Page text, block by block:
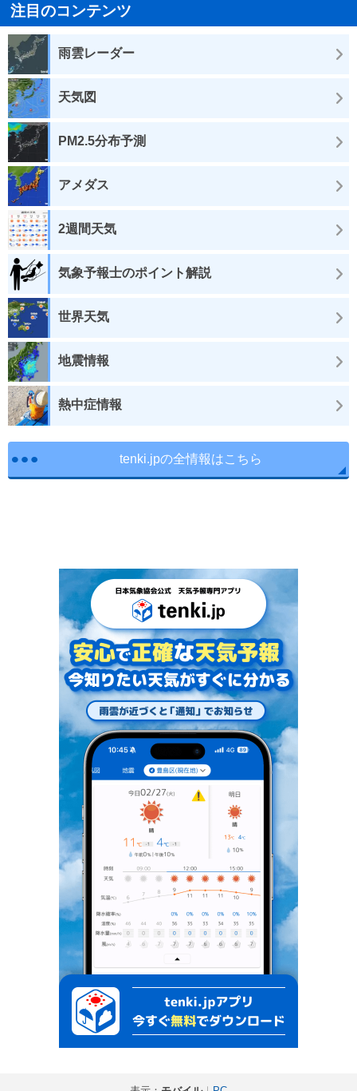
注目のコンテンツ
雨雲レーダー
天気図
PM2.5分布予測
アメダス
2週間天気
気象予報士のポイント解説
世界天気
地震情報
熱中症情報
tenki.jpの全情報はこちら